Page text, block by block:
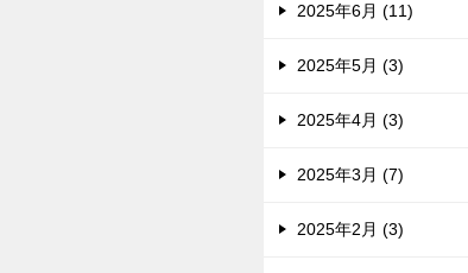
2025年6月 (11)
2025年5月 (3)
2025年4月 (3)
2025年3月 (7)
2025年2月 (3)